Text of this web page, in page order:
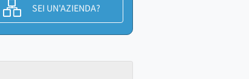
SEI UN'AZIENDA?